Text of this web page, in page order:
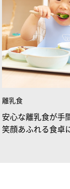
離乳食
安心な離乳食が手
笑顔あふれる食卓